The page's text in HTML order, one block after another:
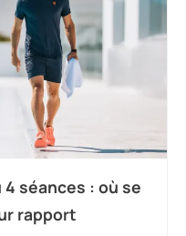
séances : où se
rapport